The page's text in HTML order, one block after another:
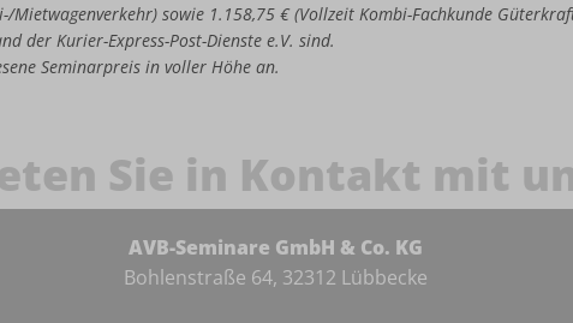
Mietwagenverkehr) sowie 1.158,75 € (Vollzeit Kombi-Fachkunde
der Kurier-Express-Post-Dienste e.V. sind.
Seminarpreis in voller Höhe an.
Sie in Kontakt mit
AVB-Seminare GmbH & Co. KG
Bohlenstraße 64, 32312 Lübbecke